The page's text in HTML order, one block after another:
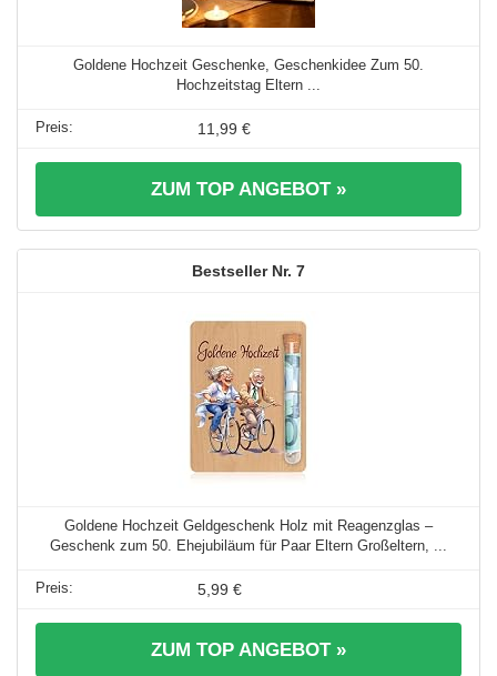
Goldene Hochzeit Geschenke, Geschenkidee Zum 50.
Hochzeitstag Eltern ...
11,99 €
ZUM TOP ANGEBOT »
7
Goldene Hochzeit Geldgeschenk Holz mit Reagenzglas –
Geschenk zum 50. Ehejubiläum für Paar Eltern Großeltern, ...
5,99 €
ZUM TOP ANGEBOT »